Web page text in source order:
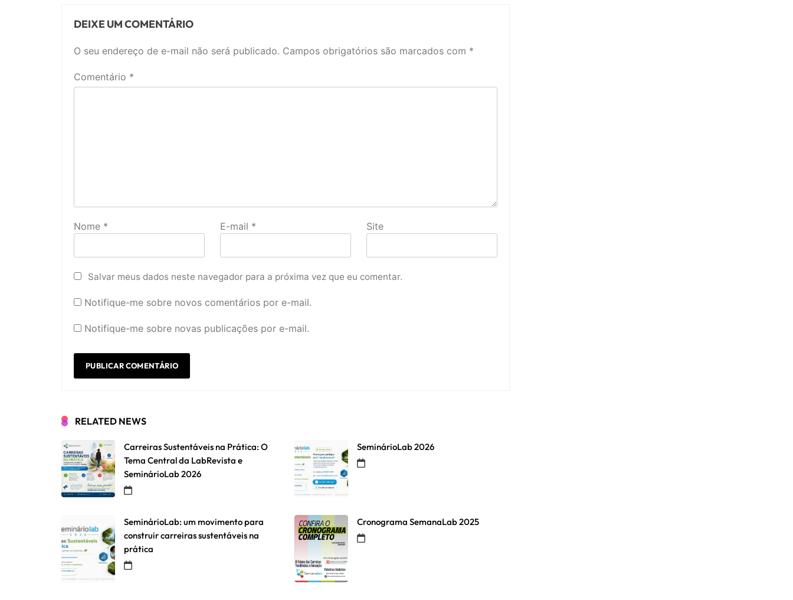
DEIXE UM COMENTÁRIO
O seu endereço de e-mail não será publicado. Campos obrigatórios são marcados com *
Comentário *
Nome * E-mail * Site
Salvar meus dados neste navegador para a próxima vez que eu comentar.
Notifique-me sobre novos comentários por e-mail.
Notifique-me sobre novas publicações por e-mail.
RELATED NEWS
Carreiras Sustentáveis na Prática: O
Tema Central da LabRevista e
SeminárioLab 2026
SeminárioLab 2026
SeminárioLab: um movimento para
construir carreiras sustentáveis na
prática
Cronograma SemanaLab 2025